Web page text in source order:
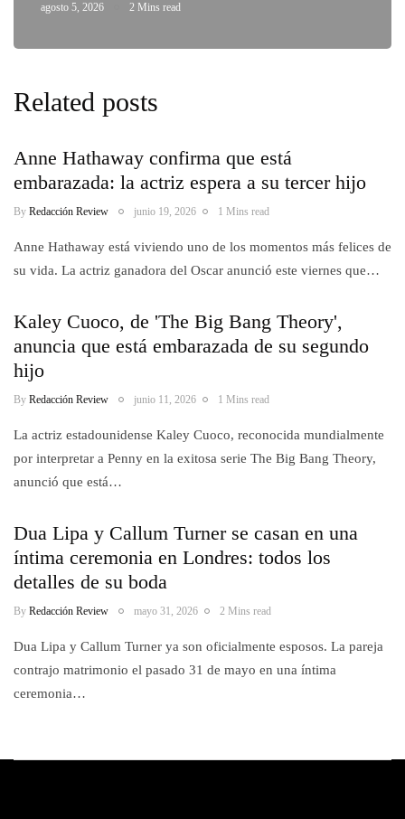
agosto 5, 2026 2 Mins read
Related posts
Anne Hathaway confirma que está
embarazada: la actriz espera a su tercer hijo
By Redacción Review junio 19, 2026 1 Mins read
Anne Hathaway está viviendo uno de los momentos más felices de
su vida. La actriz ganadora del Oscar anunció este viernes que…
Kaley Cuoco, de 'The Big Bang Theory',
anuncia que está embarazada de su segundo
hijo
By Redacción Review junio 11, 2026 1 Mins read
La actriz estadounidense Kaley Cuoco, reconocida mundialmente
por interpretar a Penny en la exitosa serie The Big Bang Theory,
anunció que está…
Dua Lipa y Callum Turner se casan en una
íntima ceremonia en Londres: todos los
detalles de su boda
By Redacción Review mayo 31, 2026 2 Mins read
Dua Lipa y Callum Turner ya son oficialmente esposos. La pareja
contrajo matrimonio el pasado 31 de mayo en una íntima
ceremonia…